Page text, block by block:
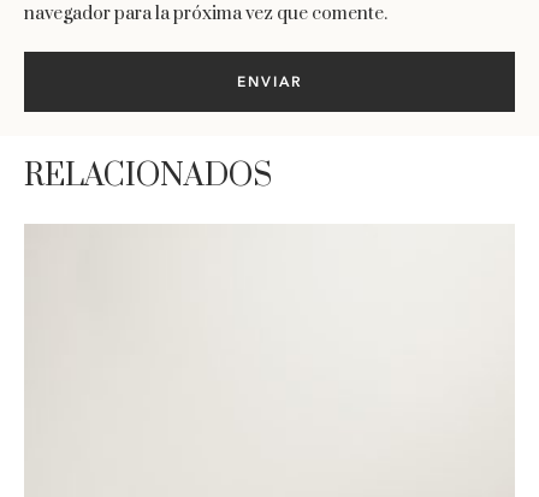
navegador para la próxima vez que comente.
RELACIONADOS